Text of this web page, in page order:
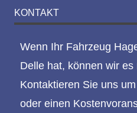
KONTAKT
Wenn Ihr Fahrzeug
Delle hat, können wir es
Kontaktieren Sie uns
oder einen